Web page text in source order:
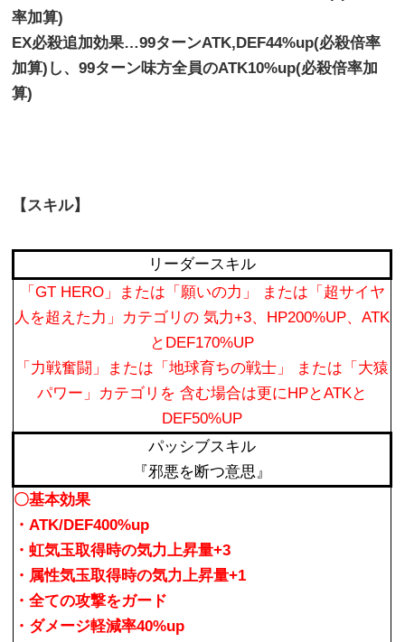
率加算)
EX必殺追加効果…99ターンATK,DEF44%up(必殺倍率
加算)し、99ターン味方全員のATK10%up(必殺倍率加
算)
【スキル】
リーダースキル
「GT HERO」または「願いの力」 または「超サイヤ
人を超えた力」カテゴリの 気力+3、HP200%UP、ATK
とDEF170%UP
「力戦奮闘」または「地球育ちの戦士」 または「大猿
パワー」カテゴリを 含む場合は更にHPとATKと
DEF50%UP
パッシブスキル
『邪悪を断つ意思』
〇基本効果
・ATK/DEF400%up
・虹気玉取得時の気力上昇量+3
・属性気玉取得時の気力上昇量+1
・全ての攻撃をガード
・ダメージ軽減率40%up